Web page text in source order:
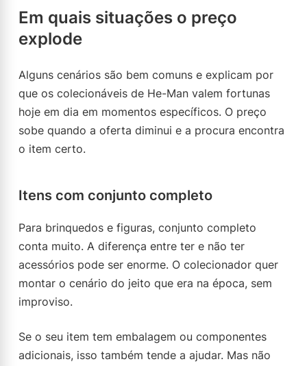
Em quais situações o preço
explode
Alguns cenários são bem comuns e explicam por
que os colecionáveis de He-Man valem fortunas
hoje em dia em momentos específicos. O preço
sobe quando a oferta diminui e a procura encontra
o item certo.
Itens com conjunto completo
Para brinquedos e figuras, conjunto completo
conta muito. A diferença entre ter e não ter
acessórios pode ser enorme. O colecionador quer
montar o cenário do jeito que era na época, sem
improviso.
Se o seu item tem embalagem ou componentes
adicionais, isso também tende a ajudar. Mas não